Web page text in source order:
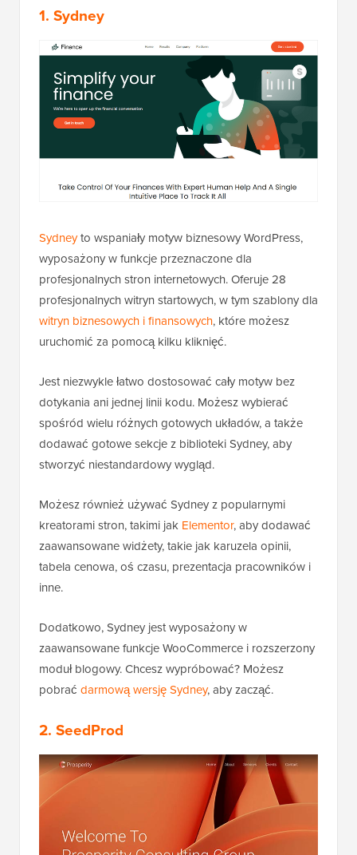
1. Sydney
Sydneyto wspaniały motyw biznesowy WordPress,
wyposażony w funkcje przeznaczone dla
profesjonalnych stron internetowych. Oferuje 28
profesjonalnych witryn startowych, w tym szablony dla
witryn biznesowych i finansowych, które możesz
uruchomić za pomocą kilku kliknięć.
Jest niezwykle łatwo dostosować cały motyw bez
dotykania ani jednej linii kodu. Możesz wybierać
spośród wielu różnych gotowych układów, a także
dodawać gotowe sekcje z biblioteki Sydney, aby
stworzyć niestandardowy wygląd.
Możesz również używać Sydney z popularnymi
kreatorami stron, takimi jak Elementor, aby dodawać
zaawansowane widżety, takie jak karuzela opinii,
tabela cenowa, oś czasu, prezentacja pracowników i
inne.
Dodatkowo, Sydney jest wyposażony w
zaawansowane funkcje WooCommerce i rozszerzony
moduł blogowy. Chcesz wypróbować? Możesz
pobrać darmową wersję Sydney, aby zacząć.
2. SeedProd